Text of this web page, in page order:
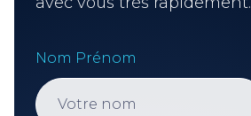
Nom Prénom